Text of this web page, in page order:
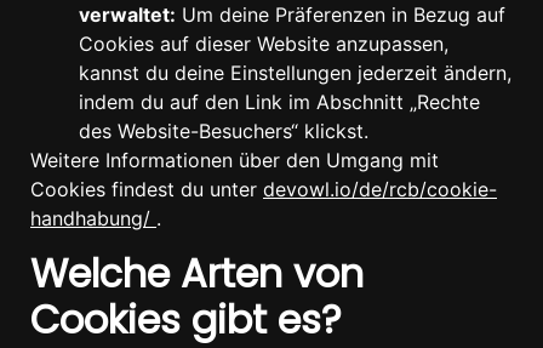
verwaltet: Um deine Präferenzen in Bezug auf
Cookies auf dieser Website anzupassen,
kannst du deine Einstellungen jederzeit ändern,
indem du auf den Link im Abschnitt „Rechte
des Website-Besuchers“ klickst.
Weitere Informationen über den Umgang mit
Cookies findest du unter devowl.io/de/rcb/cookie-
handhabung/ .
Welche Arten von
Cookies gibt es?